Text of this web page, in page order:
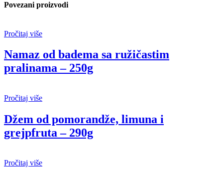
Povezani proizvodi
Pročitaj više
Namaz od badema sa ružičastim
pralinama – 250g
Pročitaj više
Džem od pomorandže, limuna i
grejpfruta – 290g
Pročitaj više